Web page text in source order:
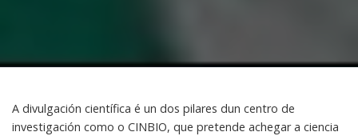
A divulgación científica é un dos pilares dun centro de
investigación como o CINBIO, que pretende achegar a ciencia